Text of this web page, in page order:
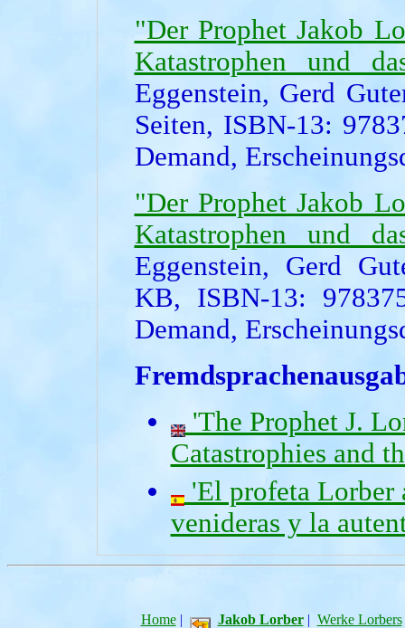
"Der Prophet Jakob
Katastrophen und
Eggenstein, Gerd
Seiten, ISBN-13:
Demand,
"Der Prophet Jakob
Katastrophen und
Eggenstein, Gerd
KB, ISBN-13:
Demand,
'The Prophet J.
Catastrophies and
'El profeta Lorber
venideras y la
Home| Jakob Lorber| Werke Lorbers